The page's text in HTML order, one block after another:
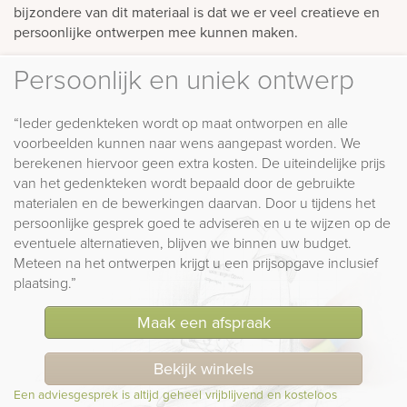
bijzondere van dit materiaal is dat we er veel creatieve en
persoonlijke ontwerpen mee kunnen maken.
Persoonlijk en uniek ontwerp
“Ieder gedenkteken wordt op maat ontworpen en alle
voorbeelden kunnen naar wens aangepast worden. We
berekenen hiervoor geen extra kosten. De uiteindelijke prijs
van het gedenkteken wordt bepaald door de gebruikte
materialen en de bewerkingen daarvan. Door u tijdens het
persoonlijke gesprek goed te adviseren en u te wijzen op de
eventuele alternatieven, blijven we binnen uw budget.
Meteen na het ontwerpen krijgt u een prijsopgave inclusief
plaatsing.”
Maak een afspraak
Bekijk winkels
Een adviesgesprek is altijd geheel vrijblijvend en kosteloos